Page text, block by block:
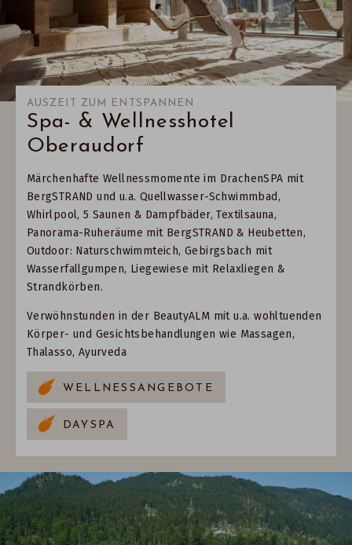
AUSZEIT ZUM ENTSPANNEN
Spa- & Wellnesshotel
Oberaudorf
Märchenhafte Wellnessmomente im DrachenSPA mit
BergSTRAND und u.a. Quellwasser-Schwimmbad,
Whirlpool, 5 Saunen & Dampfbäder, Textilsauna,
Panorama-Ruheräume mit BergSTRAND & Heubetten,
Outdoor: Naturschwimmteich, Gebirgsbach mit
Wasserfallgumpen, Liegewiese mit Relaxliegen &
Strandkörben.
Verwöhnstunden in der BeautyALM mit u.a. wohltuenden
Körper- und Gesichtsbehandlungen wie Massagen,
Thalasso, Ayurveda
WELLNESSANGEBOTE
DAYSPA